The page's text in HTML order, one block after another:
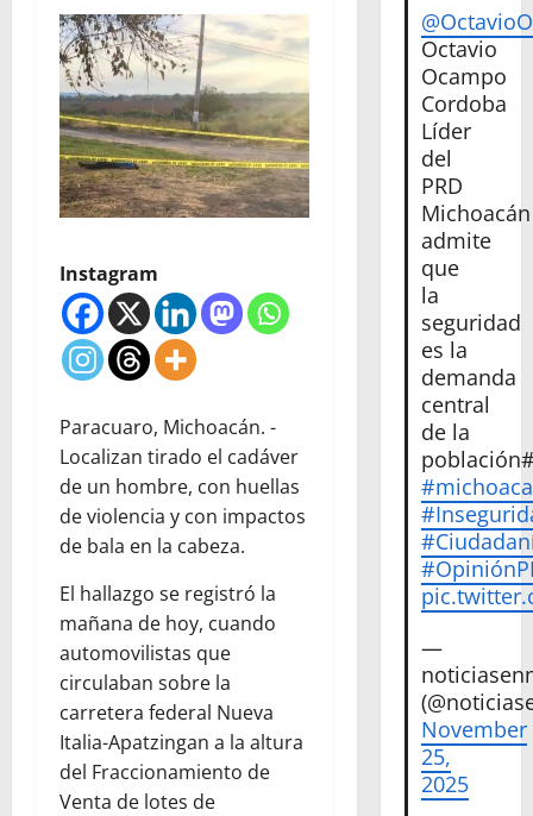
Instagram
Paracuaro, Michoacán. -
Localizan tirado el cadáver
de un hombre, con huellas
de violencia y con impactos
de bala en la cabeza.
El hallazgo se registró la
mañana de hoy, cuando
automovilistas que
circulaban sobre la
carretera federal Nueva
Italia-Apatzingan a la altura
del Fraccionamiento de
Venta de lotes de
Octavio
Ocampo
Cordoba
Líder
del
PRD
Michoacán
admite
que
la
seguridad
es la
demanda
central
de la
—
November
25,
2025